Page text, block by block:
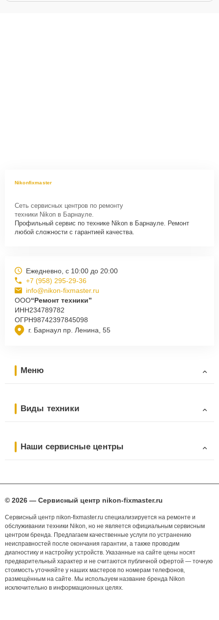
Nikonfixmaster
Сеть сервисных центров по ремонту
техники Nikon в Барнауле.
Профильный сервис по технике Nikon в Барнауле. Ремонт
любой сложности с гарантией качества.
г. Барнаул пр. Ленина, 55
Ежедневно, с 10:00 до 20:00
+7 (958) 295-29-36
info@nikon-fixmaster.ru
ООО“Ремонт техники”
ИНН234789782
ОГРН98742397845098
Меню
Виды техники
Наши сервисные центры
© 2026 — Сервисный центр nikon-fixmaster.ru
Сервисный центр nikon-fixmaster.ru специализируется на ремонте и
обслуживании техники Nikon, но не является официальным сервисным
центром бренда. Предлагаем качественные услуги по устранению
неисправностей после окончания гарантии, а также проводим
диагностику и настройку устройств. Указанные на сайте цены носят
предварительный характер и не считаются публичной офертой — точную
стоимость уточняйте у наших мастеров по номерам телефонов,
размещённым на сайте. Мы используем название бренда Nikon
исключительно в информационных целях.